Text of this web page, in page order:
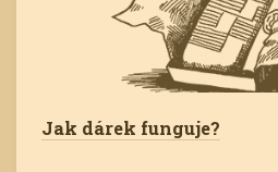
Jak dárek funguje?